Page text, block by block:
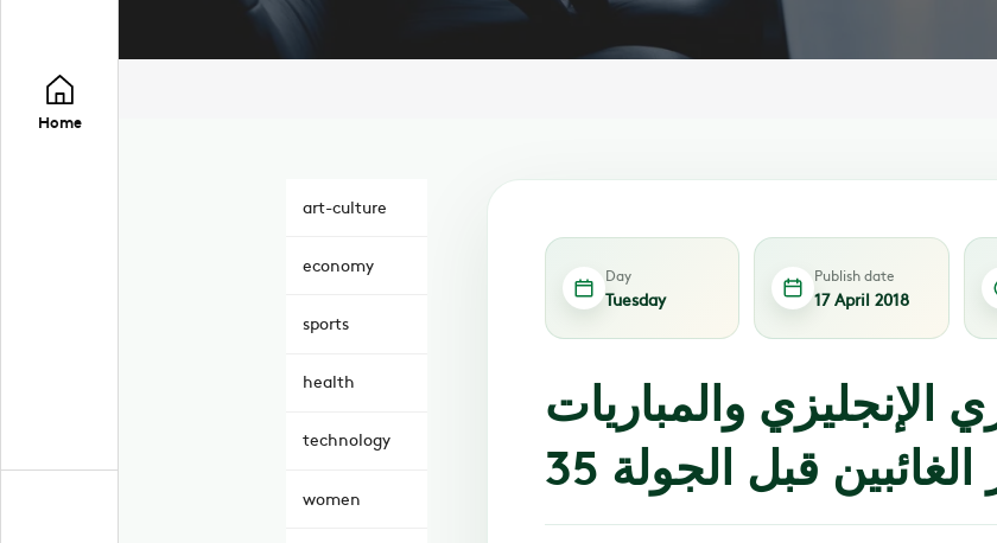
Home
art-culture
economy
sports
health
technology
women
Day
Tuesday
Publish date
17 April 2018
الإنجليزي والمباريات
قبل الجولة 35